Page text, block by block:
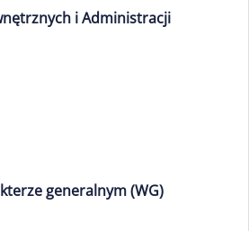
i Administracji
generalnym (WG)